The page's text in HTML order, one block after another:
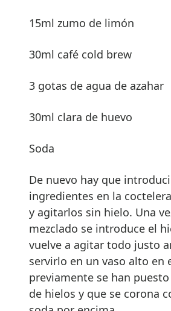
15ml zumo de limón
30ml café cold brew
3 gotas de agua de azahar
30ml clara de huevo
Soda
De nuevo hay que
ingredientes en la
y agitarlos sin hielo. Una
mezclado se introduce el
vuelve a agitar todo justo
servirlo en un vaso alto en
previamente se han
de hielos y que se corona